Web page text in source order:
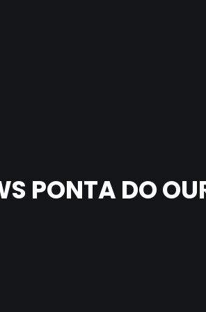
PONTA DO